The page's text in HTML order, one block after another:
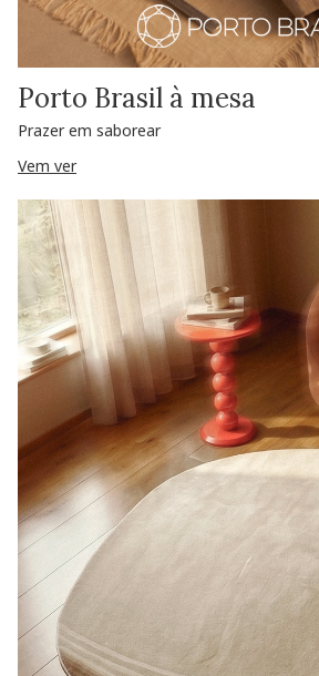
Porto Brasil à mesa
Prazer em saborear
Vem ver